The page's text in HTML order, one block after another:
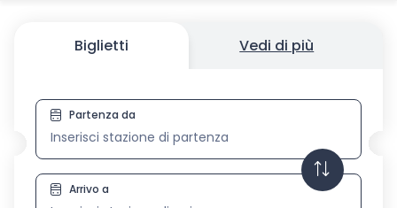
Biglietti Vedi di più
Biglietti
Partenza da
Arrivo a